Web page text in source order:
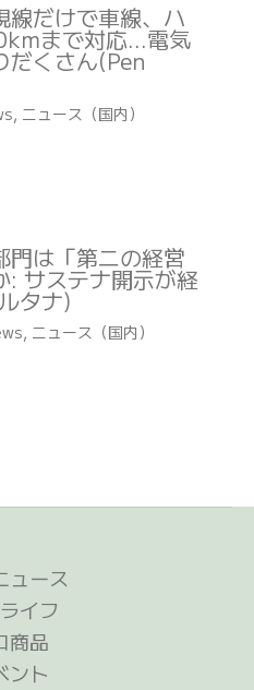
線だけで車線、ハ
まで対応…電気
だくさん(Pen
, ニュース（国内）
門は「第二の経営
: サステナ開示が経
タナ)
, ニュース（国内）
ュース
イフ
商品
ント